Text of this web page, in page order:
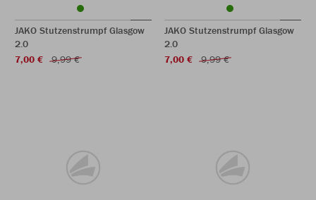
JAKO Stutzenstrumpf Glasgow
2.0
7,00 €
9,99 €
JAKO Stutzenstrumpf Glasgow
2.0
7,00 €
9,99 €